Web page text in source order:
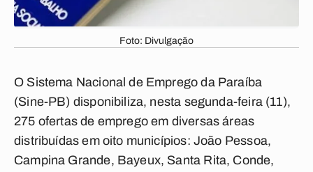
Foto: Divulgação
O Sistema Nacional de Emprego da Paraíba
(Sine-PB) disponibiliza, nesta segunda-feira (11),
275 ofertas de emprego em diversas áreas
distribuídas em oito municípios: João Pessoa,
Campina Grande, Bayeux, Santa Rita, Conde,